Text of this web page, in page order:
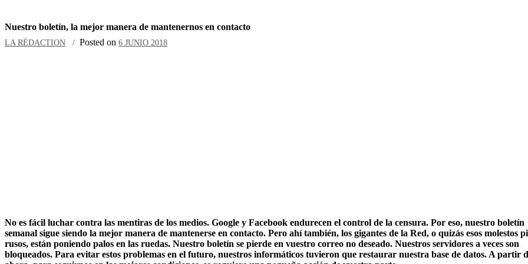
Nuestro boletín, la mejor manera de mantenernos en contacto
LA RÉDACTION Posted on 6 JUNIO 2018
No es fácil luchar contra las mentiras de los medios. Google y Facebook endurecen el control de la censura. Por eso, nuestro boletín
semanal sigue siendo la mejor manera de mantenerse en contacto. Pero ahí también, los gigantes de la Red, o quizás esos molestos
rusos, están poniendo palos en las ruedas. Nuestro boletín se pierde en vuestro correo no deseado. Nuestros servidores a veces son
bloqueados. Para evitar estos problemas en el futuro, nuestros informáticos tuvieron que restaurar nuestra base de datos. A partir